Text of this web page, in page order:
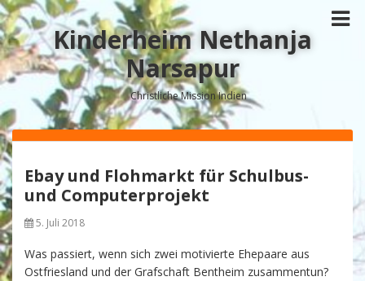
Kinderheim Nethanja
Narsapur
Christliche Mission Indien
Ebay und Flohmarkt für Schulbus-
und Computerprojekt
5. Juli 2018
Was passiert, wenn sich zwei motivierte Ehepaare aus
Ostfriesland und der Grafschaft Bentheim zusammentun?